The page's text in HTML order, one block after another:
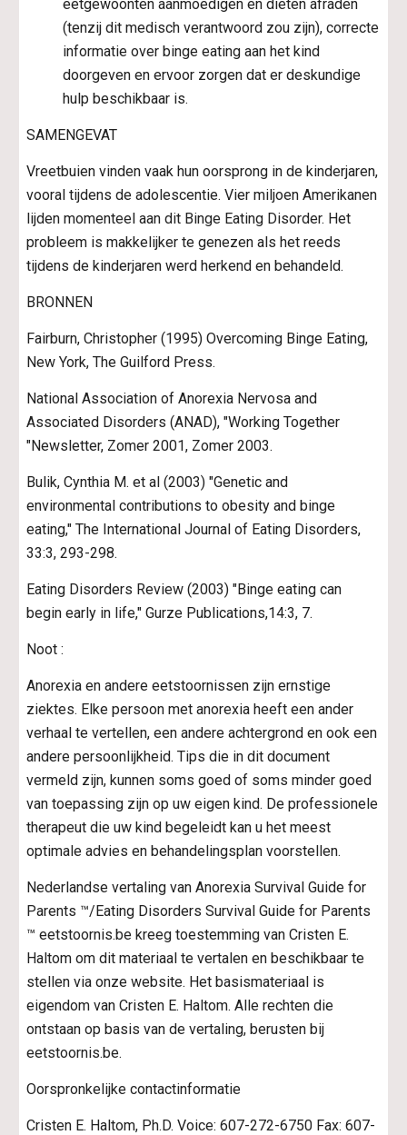
eetgewoonten aanmoedigen en diëten afraden
(tenzij dit medisch verantwoord zou zijn), correcte
informatie over binge eating aan het kind
doorgeven en ervoor zorgen dat er deskundige
hulp beschikbaar is.
SAMENGEVAT
Vreetbuien vinden vaak hun oorsprong in de kinderjaren,
vooral tijdens de adolescentie. Vier miljoen Amerikanen
lijden momenteel aan dit Binge Eating Disorder. Het
probleem is makkelijker te genezen als het reeds
tijdens de kinderjaren werd herkend en behandeld.
BRONNEN
Fairburn, Christopher (1995) Overcoming Binge Eating,
New York, The Guilford Press.
National Association of Anorexia Nervosa and
Associated Disorders (ANAD), "Working Together
"Newsletter, Zomer 2001, Zomer 2003.
Bulik, Cynthia M. et al (2003) "Genetic and
environmental contributions to obesity and binge
eating," The International Journal of Eating Disorders,
33:3, 293-298.
Eating Disorders Review (2003) "Binge eating can
begin early in life," Gurze Publications,14:3, 7.
Noot :
Anorexia en andere eetstoornissen zijn ernstige
ziektes. Elke persoon met anorexia heeft een ander
verhaal te vertellen, een andere achtergrond en ook een
andere persoonlijkheid. Tips die in dit document
vermeld zijn, kunnen soms goed of soms minder goed
van toepassing zijn op uw eigen kind. De professionele
therapeut die uw kind begeleidt kan u het meest
optimale advies en behandelingsplan voorstellen.
Nederlandse vertaling van Anorexia Survival Guide for
Parents ™/Eating Disorders Survival Guide for Parents
™ eetstoornis.be kreeg toestemming van Cristen E.
Haltom om dit materiaal te vertalen en beschikbaar te
stellen via onze website. Het basismateriaal is
eigendom van Cristen E. Haltom. Alle rechten die
ontstaan op basis van de vertaling, berusten bij
eetstoornis.be.
Oorspronkelijke contactinformatie
Cristen E. Haltom, Ph.D. Voice: 607-272-6750 Fax: 607-